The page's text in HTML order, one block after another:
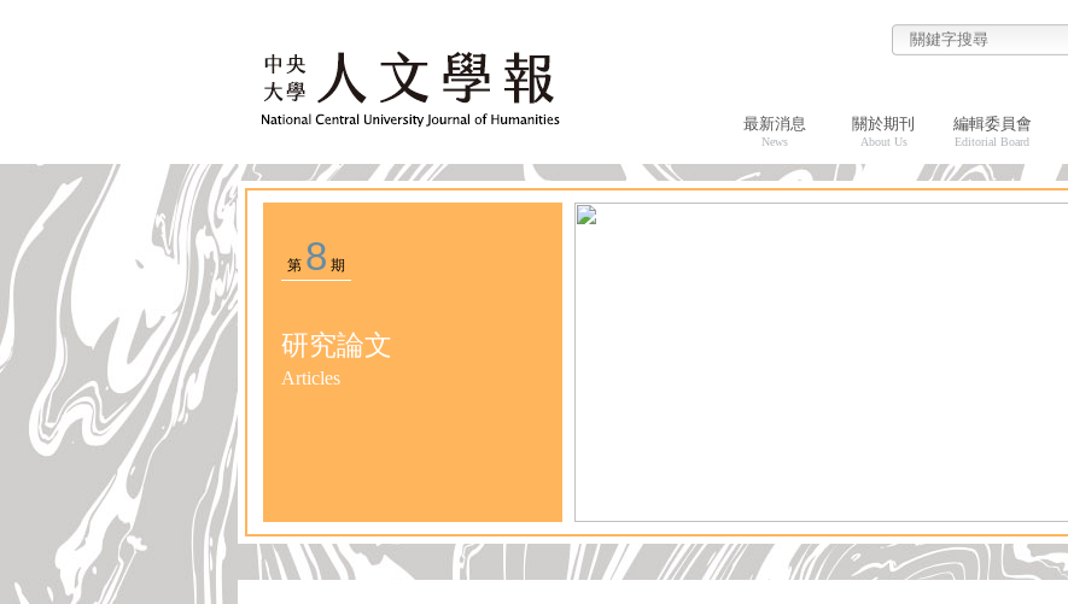
最新消息
News
關於期刊
About Us
編輯委員會
Editorial Board
第 8期
研究論文
Articles